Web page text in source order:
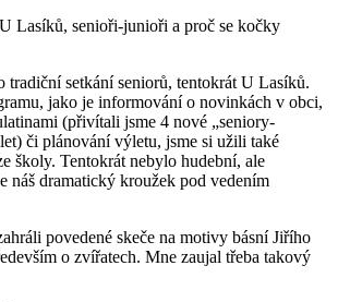
Lasíků, senioři-junioři a proč se kočky
tradiční setkání seniorů, tentokrát U Lasíků.
jako je informování o novinkách v obci,
(přivítali jsme 4 nové „seniory-
či plánování výletu, jsme si užili také
školy. Tentokrát nebylo hudební, ale
náš dramatický kroužek pod vedením
povedené skeče na motivy básní Jiřího
o zvířatech. Mne zaujal třeba takový